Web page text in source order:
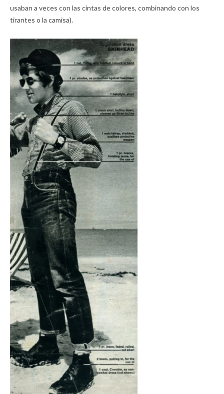
usaban a veces con las cintas de colores, combinando con los
tirantes o la camisa).